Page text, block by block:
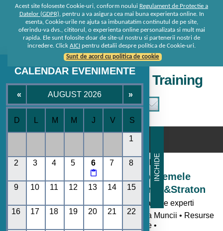
Acest site foloseste Cookie-uri, conform noului Regulament de Protectie a
Datelor (GDPR), pentru a va asigura cea mai buna experienta online. In
esenta, Cookie-urile ne ajuta sa imbunatatim continutul de pe site,
oferindu-va dvs., cititorul, o experienta online personalizata si mult mai
rapida. Ele sunt folosite doar de site-ul nostru si partenerii nostri de
incredere. Click AICI pentru detalii despre politica de Cookie-uri.
Sunt de acord cu politica de cookie
Seminare • Conferinte • Training
Consultanta de la specialisti
Seminare si Conferinte pe temele
momentului oferite de Rentrop&Straton
- Toate noutatile legislative explicate de experti
• Codul Fiscal • Contabilitate • Legislatia Muncii • Resurse
Umane • REGES online •
CALENDAR EVENIMENTE
« AUGUST 2026 »
D M M J V S
1
2 3 4 5 6

7 8
9 10 11 12 13 14 15
16 17 18 19 20 21 22
INCHIDE